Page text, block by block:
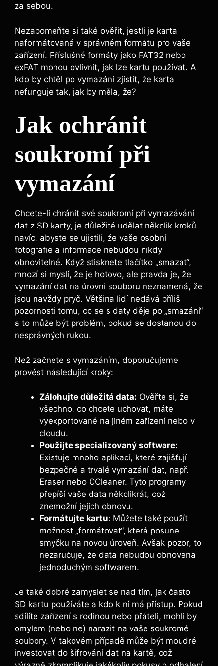
za sebou.
Nezapomeňte si také ověřit, jestli ⁢je karta
naformátovaná v správném formátu pro vaše
zařízení. Příslušné formáty ‌jako FAT32 ⁢nebo
⁣exFAT mohou ⁢ovlivnit, jak lze kartu používat. A
kdo by chtěl po vymazání zjistit, že karta
nefunguje tak, jak by měla, že?
Jak ochránit
soukromí při
⁤vymazání
Chcete-li⁣ chránit své ⁣soukromí při‌ vymazávání
dat z SD karty, je důležité udělat několik ⁢kroků⁤
navíc, abyste‍ se ujistili, že vaše osobní
fotografie ‌a informace ​nebudou nikdy
obnovitelné. Když ​stisknete tlačítko „smazat“,
mnozí si myslí, že je hotovo, ale pravda je, že
vymazání dat na úrovni souboru neznamená, že
jsou navždy ⁤pryč. Většina⁢ lidí ​nedává⁣ příliš
pozornosti tomu, co se‍ s daty děje po⁢ „smazání“
a to může být problém, pokud se dostanou do
nesprávných​ rukou.
Než začnete s vymazáním, doporučujeme
provést následující kroky:
Zálohujte důležitá data: Ověřte si, že
všechno, co ‌chcete uchovat,‌ máte
‍vyexportované na jiném zařízení nebo v
cloudu.
Použijte‌ specializovaný software:
Existuje mnoho‌ aplikací,⁣ které‌ zajišťují
bezpečné a trvalé vymazání⁢ dat, např.
Eraser nebo CCleaner. Tyto programy
přepíší vaše data několikrát, což
znemožní jejich obnovu.
Formátujte kartu: Můžete také použít
možnost „formátovat“, která posune
smyčku na novou úroveň. Avšak pozor, to
nezaručuje, že data nebudou ⁣obnovena
jednoduchým softwarem.
Je ⁤také dobré zamyslet se nad ⁣tím, jak často
⁢SD kartu používáte a kdo k‍ ní má přístup. Pokud⁤
sdílíte zařízení ‌s rodinou nebo přáteli, mohli by
‍omylem (nebo ne) narazit na vaše soukromé⁢
soubory. ​V takovém případě může být moudré
investovat do ‍šifrování dat na kartě, což